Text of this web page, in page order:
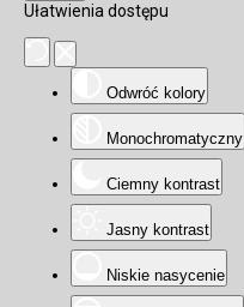
Ułatwienia dostępu
Odwróć kolory
Monochromatyczny
Ciemny kontrast
Jasny kontrast
Niskie nasycenie